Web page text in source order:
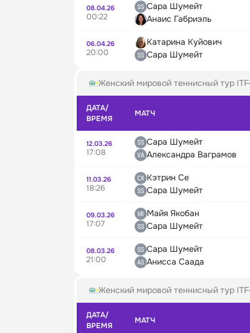
08.04.26
00:22
Сара Шумейт
Анаис Габриэль
06.04.26
20:00
Катарина Куйович
Сара Шумейт
Женский мировой теннисный тур ITF
ДАТА/
ВРЕМЯ
МАТЧ
12.03.26
17:08
Сара Шумейт
Александра Ваграмов
11.03.26
18:26
Кэтрин Се
Сара Шумейт
09.03.26
17:07
Майя Якобан
Сара Шумейт
08.03.26
21:00
Сара Шумейт
Анисса Саада
Женский мировой теннисный тур ITF
ДАТА/
ВРЕМЯ
МАТЧ